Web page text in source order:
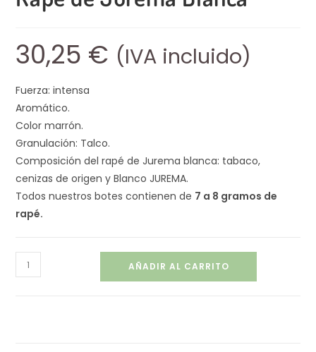
30,25 € (IVA incluido)
Fuerza: intensa
Aromático.
Color marrón.
Granulación: Talco.
Composición del rapé de Jurema blanca: tabaco,
cenizas de origen y Blanco JUREMA.
Todos nuestros botes contienen de 7 a 8 gramos de
rapé.
AÑADIR AL CARRITO